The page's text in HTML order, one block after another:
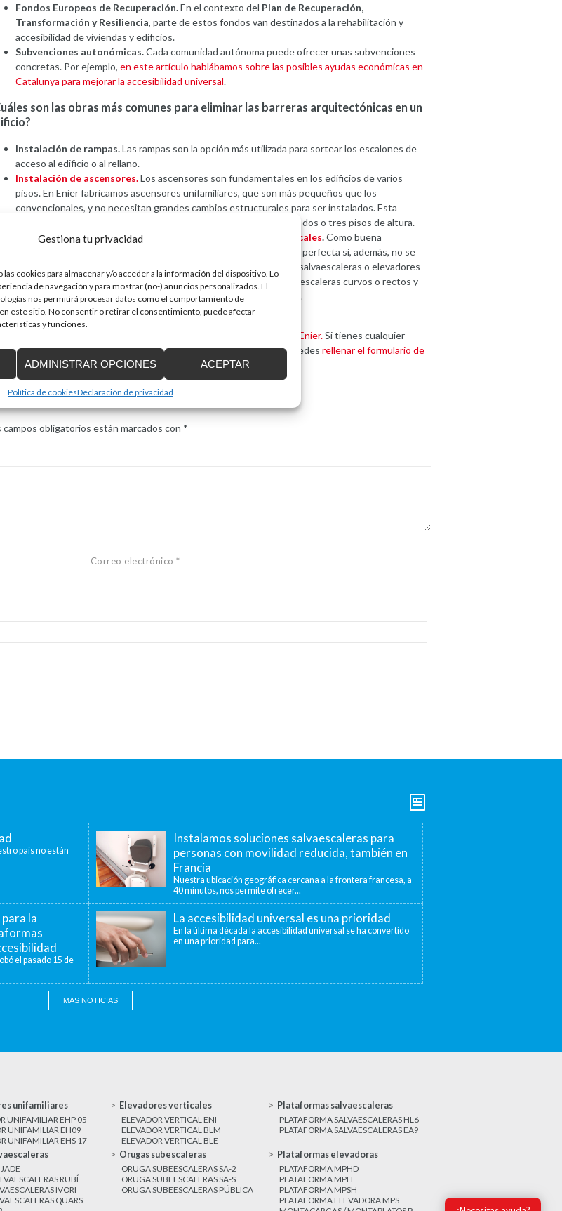
Gestiona tu privacidad
cookies para almacenar y/o acceder a la información del dispositivo. Lo
de navegación y para mostrar (no-) anuncios personalizados. El
nos permitirá procesar datos como el comportamiento de
este sitio. No consentir o retirar el consentimiento, puede afectar
y funciones.
ACEPTAR
ADMINISTRAR OPCIONES
Política de cookiesDeclaración de privacidad
Fondos Europeos de Recuperación.En el contexto del Plan de Recuperación,
Transformación y Resiliencia, parte de estos fondos van destinados a la rehabilitación y
accesibilidad de viviendas y edificios.
Subvenciones autonómicas.Cada comunidad autónoma puede ofrecer unas subvenciones
concretas. Por ejemplo, en este artículo hablábamos sobre las posibles ayudas económicas en
Catalunya para mejorar la accesibilidad universal.
son las obras más comunes para eliminar las barreras arquitectónicas en un
Instalación de rampas.Las rampas son la opción más utilizada para sortear los escalones de
acceso al edificio o al rellano.
Instalación de ascensores.Los ascensores son fundamentales en los edificios de varios
pisos. En Enier fabricamos ascensores unifamiliares, que son más pequeños que los
convencionales, y no necesitan grandes cambios estructurales para ser instalados. Esta
tipología de ascensor es una buena opción para comunidades con dos o tres pisos de altura.
Instalación de plataformas salvaescaleras o elevadores verticales.Como buena
alternativa a instalación de rampas, una solución más económica y perfecta si, además, no se
cuenta con el espacio suficiente, es la instalación de plataformas salvaescaleras o elevadores
verticales. Son soluciones perfectas para superar para tramos de escaleras curvos o rectos y
no se necesita una modificación de la escalera para ser instalados.
puedes consultar las soluciones salvaescaleras que fabricamos en Enier.Si tienes cualquier
al respecto o quieres solicitar más información sin compromiso, puedes rellenar el formulario de
sitio webo llamarnos al972 171 374.
campos obligatorios están marcados con *
Correo electrónico*
país no están
Instalamos soluciones salvaescaleras para
personas con movilidad reducida, también en
Francia
Nuestra ubicación geográfica cercana a la frontera francesa, a
40 minutos, nos permite ofrecer...
la
el pasado 15 de
La accesibilidad universal es una prioridad
En la última década la accesibilidad universal se ha convertido
en una prioridad para...
MAS NOTICIAS
unifamiliares
UNIFAMILIAR EHP 05
UNIFAMILIAR EH09
UNIFAMILIAR EHS 17
Elevadores verticales
ELEVADOR VERTICAL ENI
ELEVADOR VERTICAL BLM
ELEVADOR VERTICAL BLE
Plataformas salvaescaleras
PLATAFORMA SALVAESCALERAS HL6
PLATAFORMA SALVAESCALERAS EA9
RUBÍ
IVORI
QUARS
Orugas subescaleras
ORUGA SUBEESCALERAS SA-2
ORUGA SUBEESCALERAS SA-S
ORUGA SUBEESCALERAS PÚBLICA
Plataformas elevadoras
PLATAFORMA MPHD
PLATAFORMA MPH
PLATAFORMA MPSH
PLATAFORMA ELEVADORA MPS